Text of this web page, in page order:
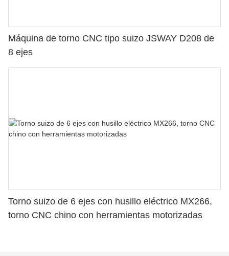
Máquina de torno CNC tipo suizo JSWAY D208 de
8 ejes
Torno suizo de 6 ejes con husillo eléctrico MX266,
torno CNC chino con herramientas motorizadas